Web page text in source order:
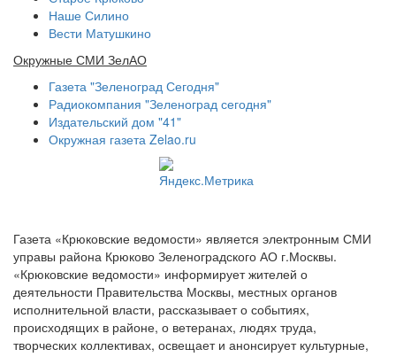
Наше Силино
Вести Матушкино
Окружные СМИ ЗелАО
Газета "Зеленоград Сегодня"
Радиокомпания "Зеленоград сегодня"
Издательский дом "41"
Окружная газета Zelao.ru
Газета «Крюковские ведомости» является электронным СМИ
управы района Крюково Зеленоградского АО г.Москвы.
«Крюковские ведомости» информирует жителей о
деятельности Правительства Москвы, местных органов
исполнительной власти, рассказывает о событиях,
происходящих в районе, о ветеранах, людях труда,
творческих коллективах, освещает и анонсирует культурные,